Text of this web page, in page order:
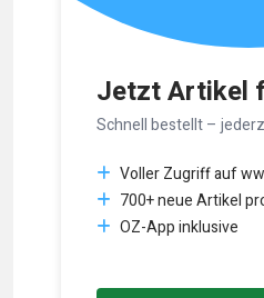
Jetzt Artikel
Schnell bestellt –
Voller Zugriff auf
700+ neue Artikel
OZ-App inklusive